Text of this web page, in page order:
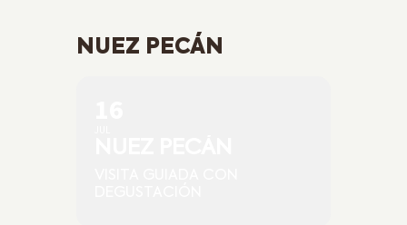
NUEZ PECÁN